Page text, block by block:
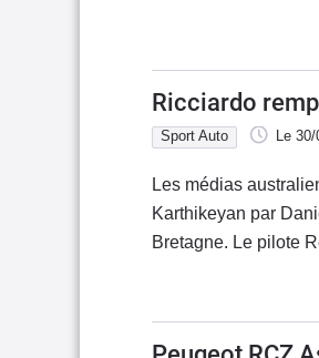
Ricciardo
Sport Auto Le
Les médias
Karthikeyan par
Bretagne. Le pilote